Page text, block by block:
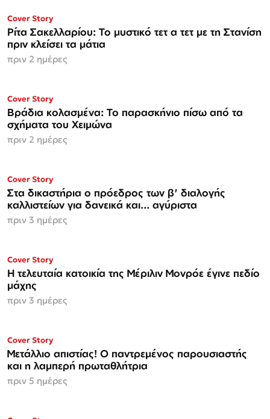
ΜΟΝΟ ΣΤΗΝ
Espresso
Cover Story
Ρίτα Σακελλαρίου: Το μυστικό τετ α τετ με τη Στανίση
πριν κλείσει τα μάτια
πριν 2 ημέρες
Cover Story
Βράδια κολασμένα: Το παρασκήνιο πίσω από τα
σχήματα του Χειμώνα
πριν 2 ημέρες
Cover Story
Στα δικαστήρια ο πρόεδρος των β' διαλογής
καλλιστείων για δανεικά και... αγύριστα
πριν 3 ημέρες
Cover Story
Η τελευταία κατοικία της Μέριλιν Μονρόε έγινε πεδίο
μάχης
πριν 3 ημέρες
ΜΟΝΟ ΣΤΗΝ
Espresso
Cover Story
Μετάλλιο απιστίας! Ο παντρεμένος παρουσιαστής
και η λαμπερή πρωταθλήτρια
πριν 5 ημέρες